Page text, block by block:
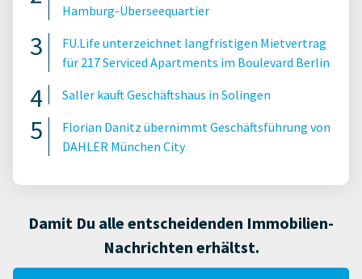
Hamburg-Überseequartier
FU.Life unterzeichnet langfristigen Mietvertrag
für 217 Serviced Apartments im Boulevard Berlin
Saller kauft Geschäftshaus in Solingen
Florian Danitz übernimmt Geschäftsführung von
DAHLER München City
Damit Du alle entscheidenden Immobilien-
Nachrichten erhältst.